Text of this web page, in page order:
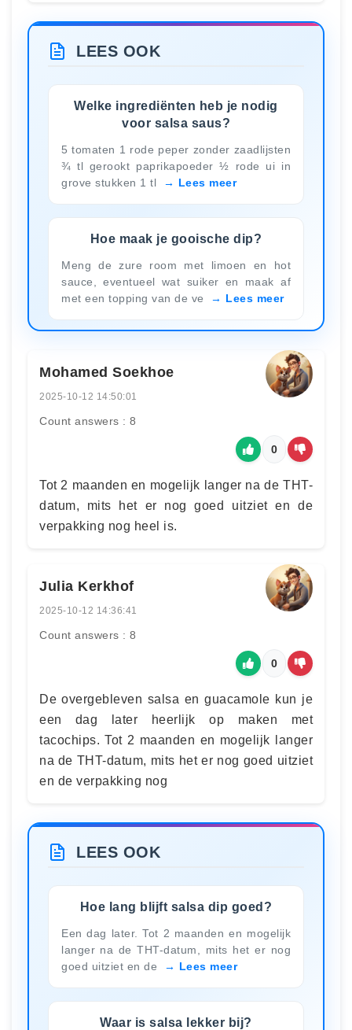
LEES OOK
Welke ingrediënten heb je nodig
voor salsa saus?
5 tomaten 1 rode peper zonder zaadlijsten
¾ tl gerookt paprikapoeder ½ rode ui in
grove stukken 1 tl
Lees meer
Hoe maak je gooische dip?
Meng de zure room met limoen en hot
sauce, eventueel wat suiker en maak af
met een topping van de ve
Lees meer
Mohamed Soekhoe
2025-10-12 14:50:01
Count answers : 8
0
Tot 2 maanden en mogelijk langer na de THT-
datum, mits het er nog goed uitziet en de
verpakking nog heel is.
Julia Kerkhof
2025-10-12 14:36:41
Count answers : 8
0
De overgebleven salsa en guacamole kun je
een dag later heerlijk op maken met
tacochips. Tot 2 maanden en mogelijk langer
na de THT-datum, mits het er nog goed uitziet
en de verpakking nog
LEES OOK
Hoe lang blijft salsa dip goed?
Een dag later. Tot 2 maanden en mogelijk
langer na de THT-datum, mits het er nog
goed uitziet en de
Lees meer
Waar is salsa lekker bij?